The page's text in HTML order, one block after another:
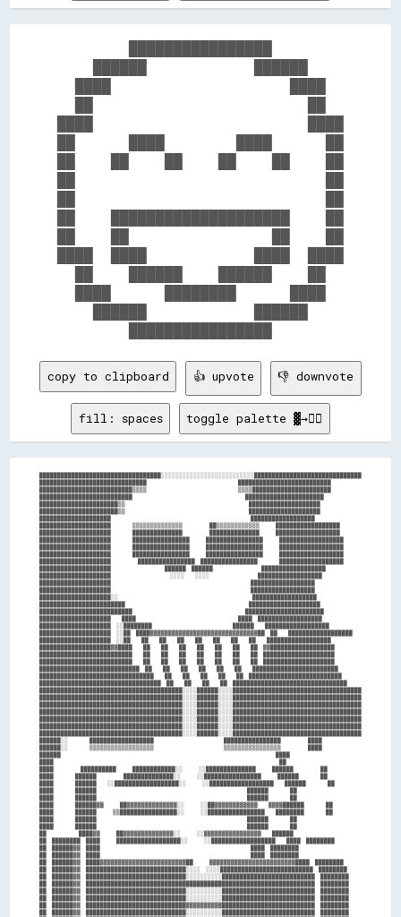
copy to clipboard 👍 upvote 👎 downvote
fill: spaces toggle palette ▓→✊🏽
██████████████████████████████████░░░░░░░░░░░░░░░░░░░░░░░░░░██████████████████████████████
██████████████████████████████                                  ██████████████████████████
██████████████████████████▒▒▒▒                                  ▒▒▒▒██████████████████████
██████████████████████████                                          ██████████████████████
██████████████████████▒▒                                              ████████████████████
██████████████████████▒▒                                              ████████████████████
████████████████████                                                    ██████████████████
████████████████████        ▒▒▒▒▒▒▒▒▒▒▒▒▒▒          ██▒▒▒▒▒▒▒▒▒▒▒▒      ██████████████████
████████████████████        ██████████████          ██████████████      ██████████████████
████████████████████        ████████████████      ████████████████      ██████████████████
████████████████████        ████████████████      ████████████████      ██████████████████
████████████████████        ████████████████      ████████████████      ██████████████████
████████████████████          ████████████████  ████████████████        ██████████████████
████████████████████                    ██████  ██████                  ██████████████████
████████████████████                      ░░░░    ░░░░                  ██████████████████
████████████████████                                                    ██████████████████
████████████████████                                                    ██████████████████
████████████████████░░                                                  ██████████████████
████████████████████████                                              ████████████████████
██████████████████████████                                          ██████████████████████
████████████████████    ████                                      ████  ██████████████████
████████████████████  ░░████████                              ██████    ██████████████████
████████████████████  ░░██  ████▓▓▓▓▓▓▓▓▓▓▓▓▓▓▓▓▓▓▓▓▓▓▓▓▓▓▓▓▓▓██  ██    ██████████████████
████████████████████  ░░██    ██    ██    ██    ██    ██    ██    ██    ██████████████████
████████████████████▓▓████    ██    ██    ██    ██    ██    ██    ██  ▓▓██████████████████
██████████████████████████    ██    ██    ██    ██    ██    ██    ██  ████████████████████
██████████████████████████    ██    ██    ██    ██    ██    ██    ██  ████████████████████
████████████████████████████  ██    ██    ██    ██    ██    ██    ████████████████████████
████████████████████████████████    ██    ██    ██    ██    ██  ██████████████████████████
██████████████████████████████████  ██    ██    ██    ██  ████████████████████████████████
████████████████████████████████████████░░░░██████░░░░████████████████████████████████████
████████████████████████████████████████░░░░██████░░░░████████████████████████████████████
████████████████████████████████████████░░░░██████░░░░████████████████████████████████████
████████████████████████████████████████░░░░██████░░░░████████████████████████████████████
████████████████████████████████████████░░░░██████░░░░████████████████████████████████████
████████████████████████████████████████░░░░██████░░░░████████████████████████████████████
████████████████████████████████████████░░░░██████░░░░████████████████████████████████████
██████░░        ██████████████████                          ████████████████          ████
██████░░        ▒▒▒▒▒▒▒▒▒▒▒▒▒▒▒▒▒▒                          ▒▒▒▒▒▒▒▒▒▒▒▒▒▒▒▒          ████
██████                                                                                ████
████                                                                                    ██
████          ██████████      ████████████░░      ░░██████████████      ██████          ██
████        ██████          ██████████████░░      ░░████████████████      ██████        ██
████        ██████    ░░██████████████████░░      ░░██████████████████    ██████        ██
████        ██████                                                        ██████        ██
████        ██████                                                        ██████        ██
████        ██████▓▓      ██▓▓▓▓▓▓▓▓▓▓▓▓▓▓░░      ░░██▓▓▓▓▓▓▓▓▓▓▓▓    ▓▓▓▓██████        ██
████        ██████      ▒▒████████████████░░      ░░████████████████    ████████        ██
████        ██████                                                        ██████        ██
████        ██████                                                        ██████        ██
██            ████▓▓      ██▓▓▓▓▓▓▓▓▓▓▓▓▓▓░░      ░░▓▓▓▓▓▓▓▓▓▓▓▓▓▓▓▓    ██████
██  ████████  ████      ██████████████████░░      ░░██████████████████    ████  ████████
██  ██████▓▓  ████                                                        ████  ████████
██  ██████▓▓  ████                                                        ████  ████████
██  ██████▓▓  ████▓▓▓▓▓▓▓▓▓▓▓▓▓▓▓▓▓▓▓▓▓▓▓▓██      ▓▓▓▓▓▓▓▓▓▓▓▓▓▓▓▓▓▓▓▓▓▓▓▓████  ████████
██  ██████▓▓  ████████████████████████████░░░░  ░░░░██████████████████████████  ████████
██  ██████▓▓  ████████████████████████████░░░░░░░░░░██████████████████████████  ████████
██  ██████▓▓  ████████████████████████████████████████████████████████████████  ████████
██  ██████▓▓  ████████████████████████████░░░░░░░░░░██████████████████████████  ████████
██  ██████▓▓  ████████████████████████████░░░░░░░░░░██████████████████████████  ████████
██  ██████▓▓  ████████████████████████████▓▓▓▓▓▓▓▓▓▓██████████████████████████  ████████
██  ██████▓▓  ████████████████████████████░░░░░░░░░░██████████████████████████  ████████